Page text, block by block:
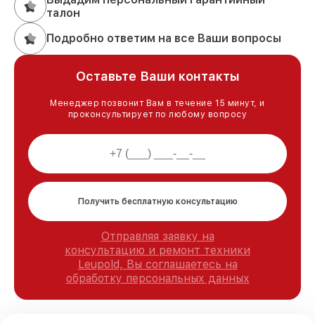
талон
Подробно ответим на все Ваши вопросы
Оставьте Ваши контакты
Менеджер позвонит Вам в течение 15 минут, и
проконсультирует по любому вопросу
Получить бесплатную консультацию
Отправляя заявку на
консультацию и ремонт техники
Leupold, Вы соглашаетесь на
обработку персональных данных